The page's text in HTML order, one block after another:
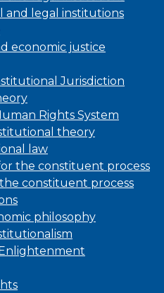
and legal institutions
economic justice
Jurisdiction
Rights System
theory
law
the constituent process
constituent process
philosophy